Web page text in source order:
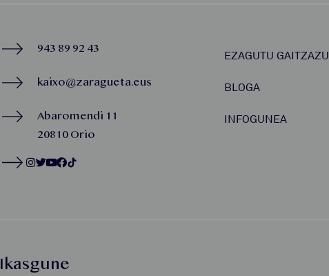
943 89 92 43
kaixo@zaragueta.eus
Abaromendi 11
20810 Orio
EZAGUTU GAITZAZU
BLOGA
INFOGUNEA
Ikasgune